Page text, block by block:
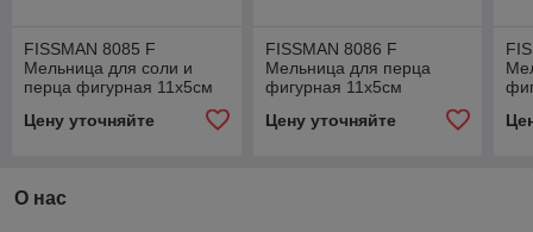
FISSMAN 8085 F
Мельница для соли и
перца фигурная 11x5см
Цену уточняйте
FISSMAN 8086 F
Мельница для перца
фигурная 11x5см
нерж.сталь) Дания
Цену уточняйте
О нас